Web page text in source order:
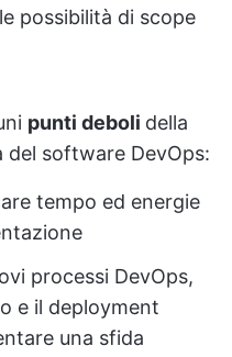
possibilità di scope
punti deboli della
software DevOps:
tempo ed energie
processi DevOps,
e il deployment
una sfida